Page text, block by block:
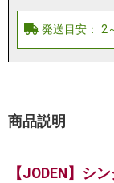
商品説明
【JODEN】シ